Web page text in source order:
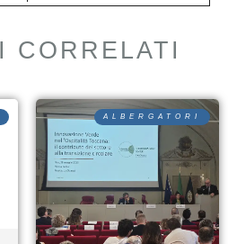
CORRELATI
ALBERGATORI